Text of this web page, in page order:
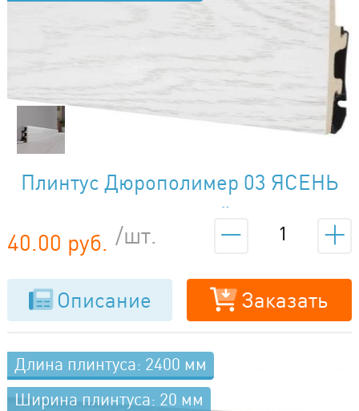
Плинтус Дюрополимер 03 ЯСЕНЬ
40.00 руб. /шт.
Описание Заказать
Длина плинтуса: 2400 мм
Ширина плинтуса: 20 мм